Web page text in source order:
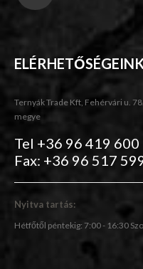
Ternyák Trade Kft, Fehérvári u.
megye
Tel +36 96 419 600
Fax: +36 96 517
Nyitva tartás:
Hétfőtől péntekig: 7:00 - 16:30